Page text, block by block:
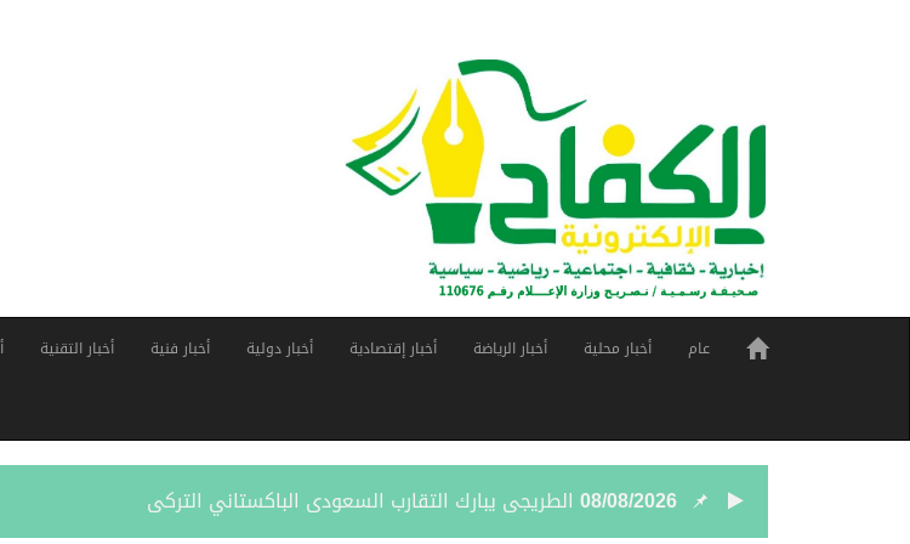
عام أخبار محلية أخبار الرياضة أخبار إقتصادية أخبار دولية أخبار فنية أخبار التقنية
08/08/2026 الطريجى يبارك التقارب السعودى الباكستاني التركى